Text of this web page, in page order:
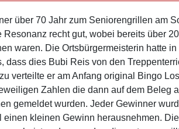
über 70 Jahr zum Seniorengrillen am
recht gut, wobei bereits über
waren. Die Ortsbürgermeisterin hatte
dies Bubi Reis von den
verteilte er am Anfang original Bingo
Zahlen die dann auf dem Beleg
gemeldet wurden. Jeder Gewinner
kleinen Gewinn herausnehmen.